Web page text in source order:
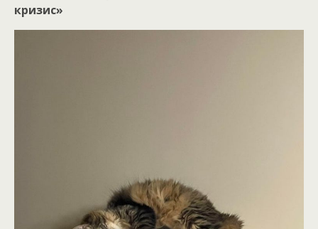
кризис»